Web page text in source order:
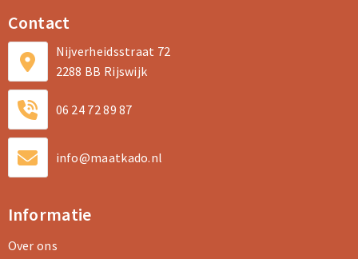
Contact
Nijverheidsstraat 72
2288 BB Rijswijk
06 24 72 89 87
info@maatkado.nl
Informatie
Over ons